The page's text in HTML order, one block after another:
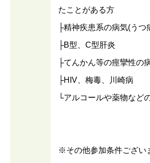
たことがある方
├精神疾患系の病気(うつ
├B型、C型肝炎
├てんかん等の痙攣性の
├HIV、梅毒、川崎病
└アルコールや薬物など
※その他参加条件ござい